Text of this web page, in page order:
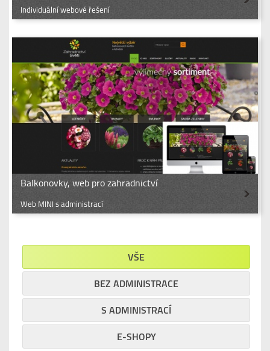
Individuální webové řešení
Balkonovky, web pro zahradnictví
Web MINI s administrací
VŠE
BEZ ADMINISTRACE
S ADMINISTRACÍ
E-SHOPY